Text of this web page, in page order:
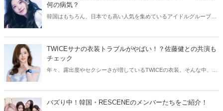
何の病気？
韓国はもちろん、日本でも高い人気を集めているアイドルグループ・
TWICEサナの衣装トラブルがやばい！？佐藤健との共演も
チェック
年々、露出度やセクシーさが増しているTWICEの衣装。そんな中、
バズり中！韓国・RESCENEのメンバーたちをご紹介！